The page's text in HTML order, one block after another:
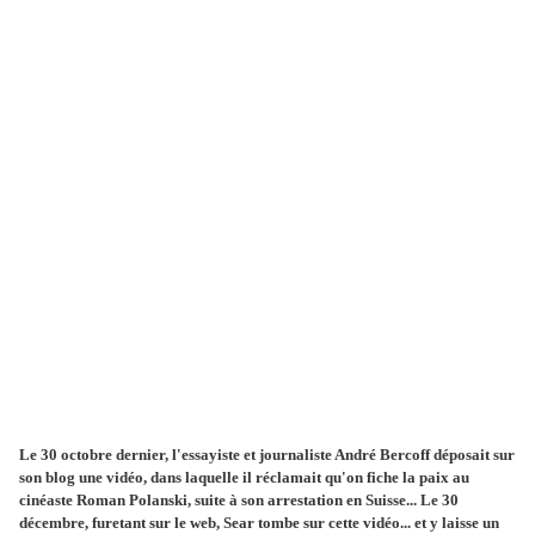
Le 30 octobre dernier, l'essayiste et journaliste André Bercoff déposait sur
son blog une vidéo, dans laquelle il réclamait qu'on fiche la paix au
cinéaste Roman Polanski, suite à son arrestation en Suisse... Le 30
décembre, furetant sur le web, Sear tombe sur cette vidéo... et y laisse un